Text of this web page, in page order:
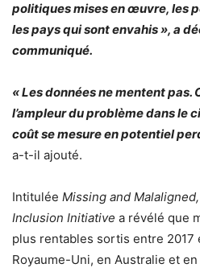
politiques mises en œuvre, les
les pays qui sont envahis », a
communiqué.
« Les données ne mentent
l’ampleur du problème dans le
coût se mesure en potentiel
a-t-il ajouté.
Intitulée Missing and Malaligned,
Inclusion Initiative a révélé que
plus rentables sortis entre 2017
Royaume-Uni, en Australie et